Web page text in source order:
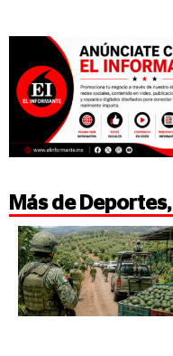
Más de Deportes,